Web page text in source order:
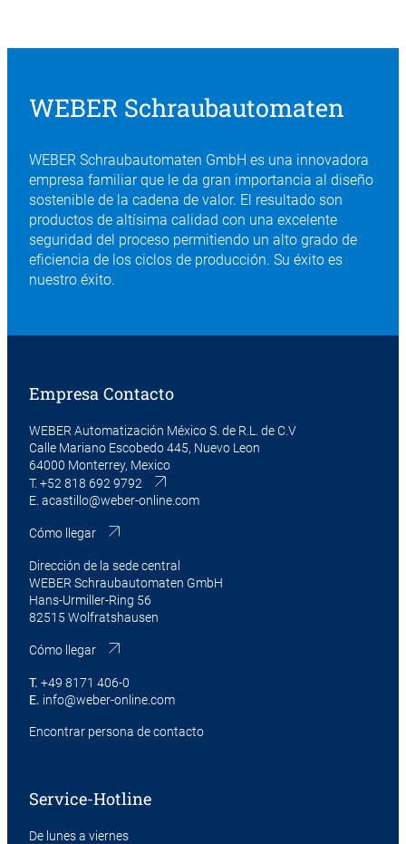
WEBER Schraubautomaten
WEBER Schraubautomaten GmbH es una innovadora
empresa familiar que le da gran importancia al diseño
sostenible de la cadena de valor. El resultado son
productos de altísima calidad con una excelente
seguridad del proceso permitiendo un alto grado de
eficiencia de los ciclos de producción. Su éxito es
nuestro éxito.
Empresa Contacto
WEBER Automatización México S. de R.L. de C.V
Calle Mariano Escobedo 445, Nuevo Leon
64000 Monterrey, Mexico
T. +52 818 692 9792
E. acastillo@weber-online.com
Cómo llegar
Dirección de la sede central
WEBER Schraubautomaten GmbH
Hans-Urmiller-Ring 56
82515 Wolfratshausen
Cómo llegar
T. +49 8171 406-0
E. info@weber-online.com
Encontrar persona de contacto
Service-Hotline
De lunes a viernes